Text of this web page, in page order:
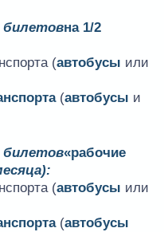
на 1/2
(автобусы или
(автобусы и
«рабочие
(автобусы или
(автобусы